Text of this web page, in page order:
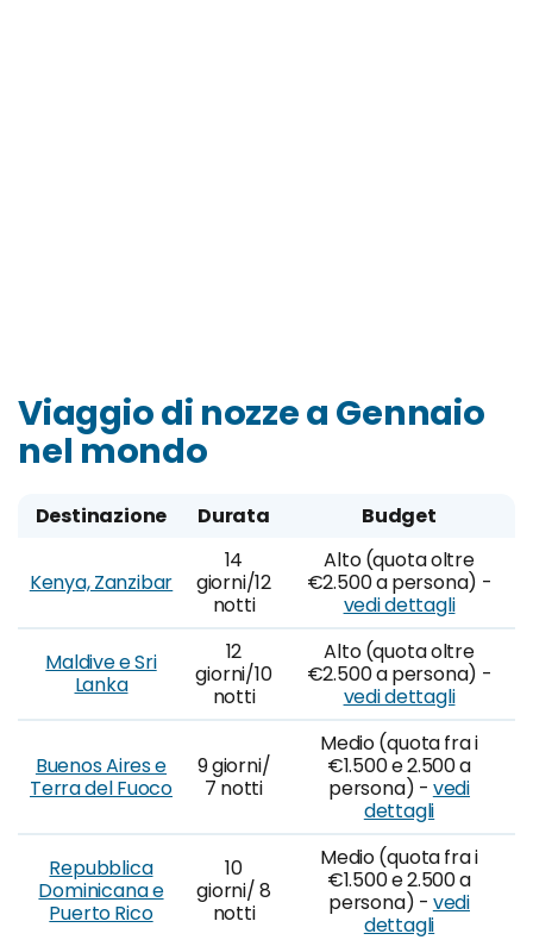
Viaggio di nozze a Gennaio
nel mondo
Destinazione Durata Budget
Kenya, Zanzibar
14
giorni/12
notti
Alto (quota oltre
€2.500 a persona) -
vedi dettagli
Maldive e Sri
Lanka
12
giorni/10
notti
Alto (quota oltre
€2.500 a persona) -
vedi dettagli
Buenos Aires e
Terra del Fuoco
9 giorni/
7 notti
Medio (quota fra i
€1.500 e 2.500 a
persona) - vedi
dettagli
Repubblica
Dominicana e
Puerto Rico
10
giorni/ 8
notti
Medio (quota fra i
€1.500 e 2.500 a
persona) - vedi
dettagli